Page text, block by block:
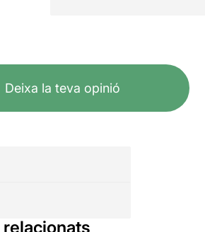
Deixa la teva opinió